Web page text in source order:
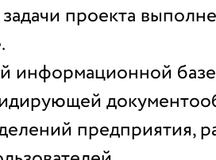
проекта
информационной
предприятия,